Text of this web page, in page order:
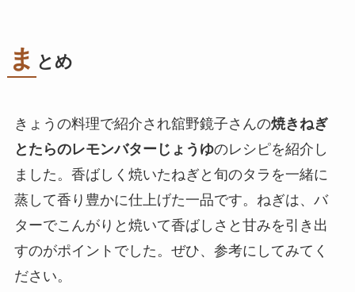
ま とめ
きょうの料理で紹介され舘野鏡子さんの焼きねぎ
とたらのレモンバターじょうゆのレシピを紹介し
ました。香ばしく焼いたねぎと旬のタラを一緒に
蒸して香り豊かに仕上げた一品です。ねぎは、バ
ターでこんがりと焼いて香ばしさと甘みを引き出
すのがポイントでした。ぜひ、参考にしてみてく
ださい。